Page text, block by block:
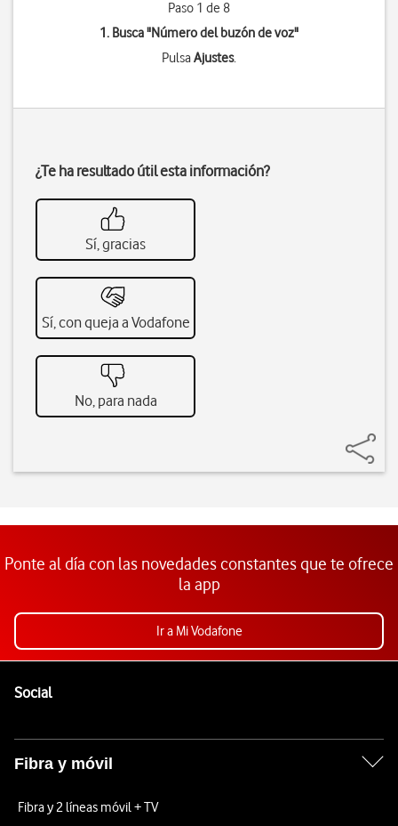
Paso 1 de 8
1. Busca "Número del buzón de voz"
PulsaAjustes.
¿Te ha resultado útil esta información?
Sí, gracias
Sí, con queja a Vodafone
No, para nada
Ponte al día con las novedades constantes que te ofrece
la app
Ir a Mi Vodafone
SocialEnlaces a las redes sociales de Vodafone
Fibra y móvil
Fibra y 2 líneas móvil + TV